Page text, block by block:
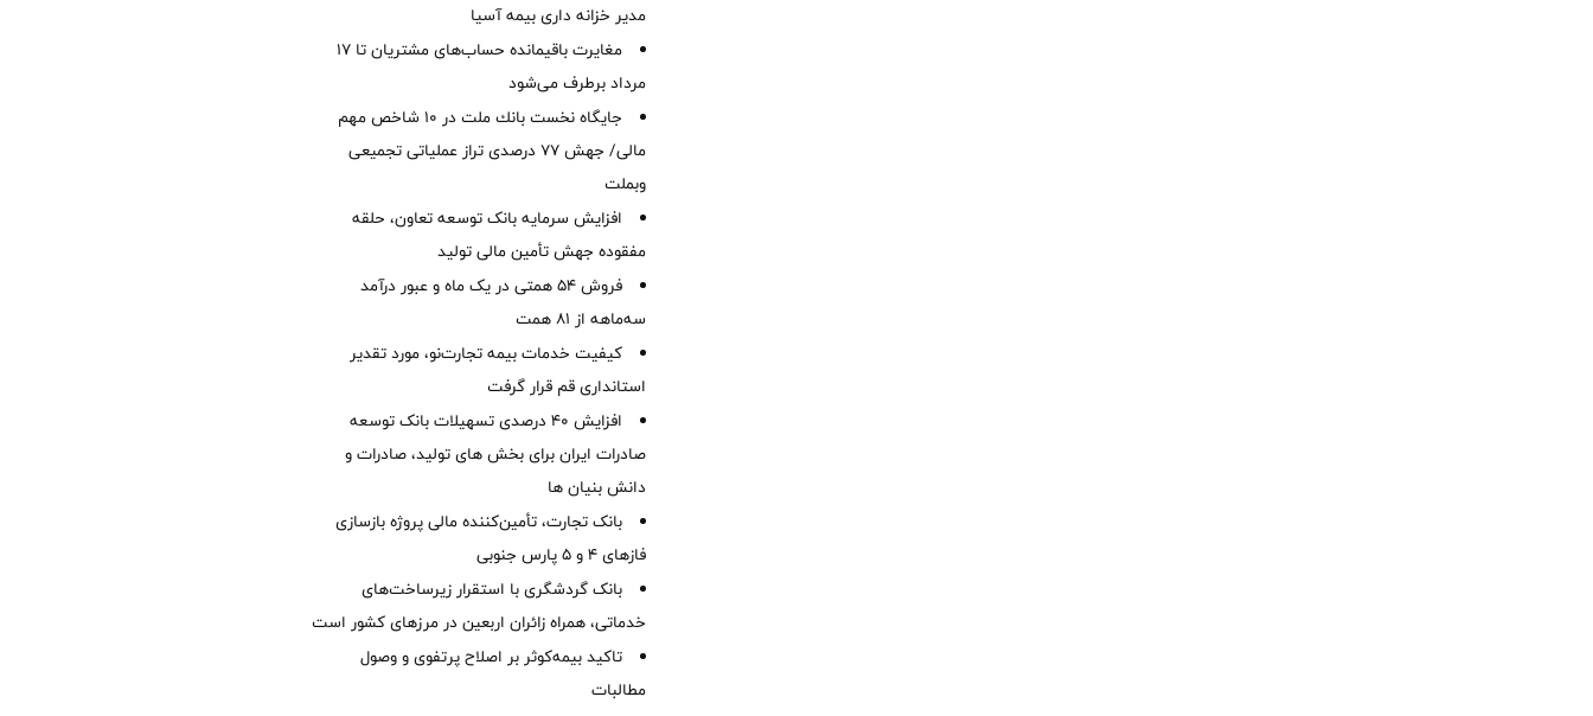
مدیر خزانه داری بیمه آسیا
مغایرت‌ باقیمانده حساب‌های مشتریان تا ۱۷
مرداد برطرف می‌شود
جایگاه نخست بانك ملت در 10 شاخص مهم
مالی/ جهش 77 درصدی تراز عملیاتی تجمیعی
وبملت
افزایش سرمایه بانک توسعه تعاون، حلقه
مفقوده جهش تأمین مالی تولید
فروش 54 همتی در یک ماه و عبور درآمد
سه‌ماهه از 81 همت
کیفیت خدمات بیمه تجارت‌نو، مورد تقدیر
استانداری قم قرار گرفت
افزایش 40 درصدی تسهیلات بانک توسعه
صادرات ایران برای بخش های تولید، صادرات و
دانش بنیان ها
بانک تجارت، تأمین‌کننده مالی پروژه بازسازی
فازهای ۴ و ۵ پارس جنوبی
بانک گردشگری با استقرار زیرساخت‌های
خدماتی، همراه زائران اربعین در مرزهای کشور است
تاکید بیمه‌کوثر بر اصلاح پرتفوی و وصول
مطالبات ‌